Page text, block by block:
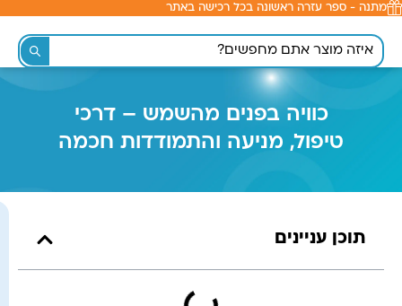
לתוכן
מתנה - ספר עזרה ראשונה בכל רכישה באתר
כוויה בפנים מהשמש – דרכי
טיפול, מניעה והתמודדות חכמה
תוכן עניינים